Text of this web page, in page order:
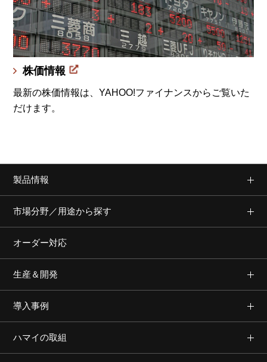
株価情報
最新の株価情報は、YAHOO!ファイナンスからご覧いた
だけます。
製品情報
市場分野／用途から探す
オーダー対応
生産＆開発
導入事例
ハマイの取組